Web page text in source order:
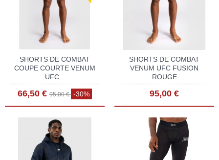
SHORTS DE COMBAT
COUPE COURTE VENUM
UFC...
66,50 € 95,00 € -30%
SHORTS DE COMBAT
VENUM UFC FUSION
ROUGE
95,00 €